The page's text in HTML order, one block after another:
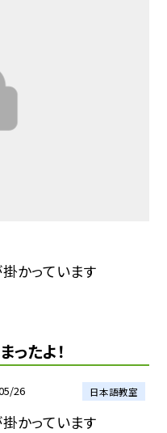
かっています
ったよ！
26 日本語教室
かっています